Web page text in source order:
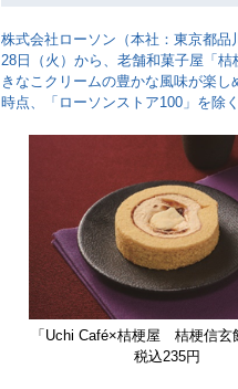
株式会社ローソン（本社：東京都
28日（火）から、老舗和菓子屋「
きなこクリームの豊かな風味が楽
時点、「ローソンストア100」を除
「Uchi Café×桔梗屋 桔梗信玄
税込235円